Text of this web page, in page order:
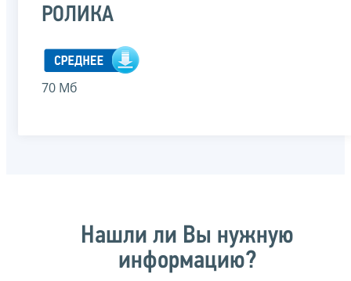
РОЛИКА
70 Мб
Нашли ли Вы нужную
информацию?